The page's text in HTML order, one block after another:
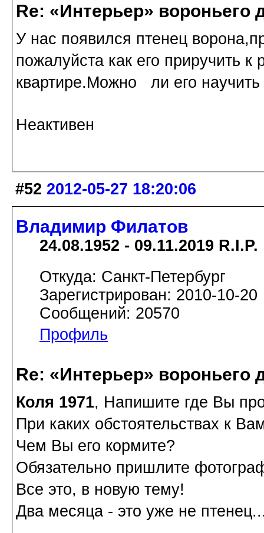
Re: «Интерьер» вороньего
У нас появился птенец
пожалуйста как его приручить к
квартире.Можно ли его научить
Неактивен
#52 2012-05-27 18:20:06
Владимир Филатов
24.08.1952 - 09.11.2019 R.I.P.
Откуда: Санкт-Петербург
Зарегистрирован: 2010-10-20
Сообщений: 20570
Профиль
Re: «Интерьер» вороньего
Коля 1971, Напишите где Вы
При каких обстоятельствах к
Чем Вы его кормите?
Обязательно пришлите
Все это, в новую тему!
Два месяца - это уже не